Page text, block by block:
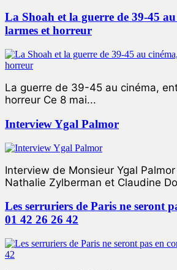
La Shoah et la guerre de 39-45
larmes et horreur
La guerre de 39-45 au cinéma,
horreur Ce 8 mai...
Interview Ygal Palmor
Interview de Monsieur Ygal
Nathalie Zylberman et Claudine
Les serruriers de Paris ne seront
01 42 26 26 42